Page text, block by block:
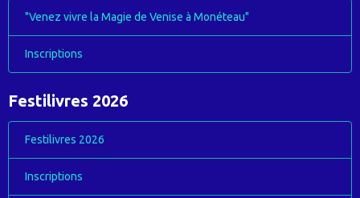
"Venez vivre la Magie de Venise à Monéteau"
Inscriptions
Festilivres 2026
Festilivres 2026
Inscriptions